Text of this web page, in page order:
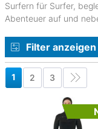
Surfern für Surfer,
Abenteuer auf und
Filter anzeigen
1 2 3